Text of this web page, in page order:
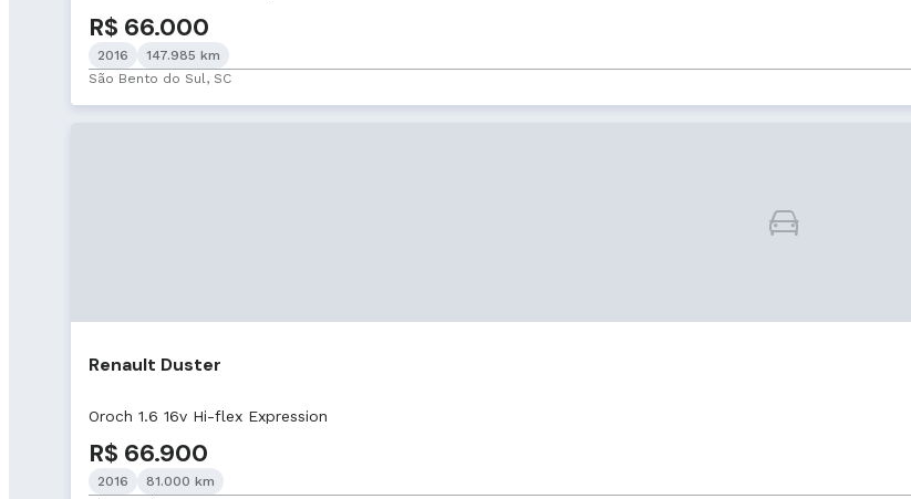
R$ 66.000
2016
147.985 km
São Bento do Sul, SC
Renault Duster
Oroch 1.6 16v Hi-flex Expression
R$ 66.900
2016
81.000 km